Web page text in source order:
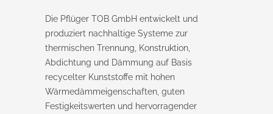
Die Pflüger TOB GmbH entwickelt und
produziert nachhaltige Systeme zur
thermischen Trennung, Konstruktion,
Abdichtung und Dämmung auf Basis
recycelter Kunststoffe mit hohen
Wärmedämmeigenschaften, guten
Festigkeitswerten und hervorragender